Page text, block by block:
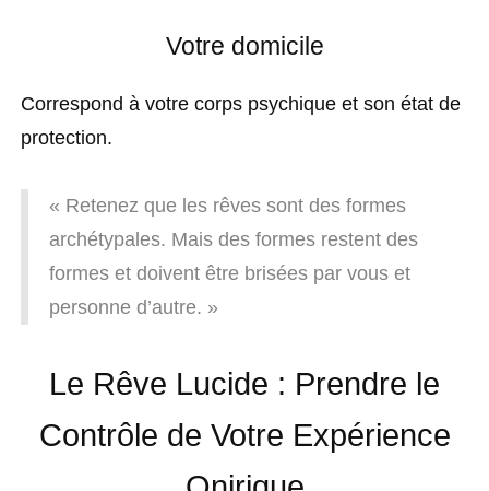
Votre domicile
Correspond à votre corps psychique et son état de
protection.
« Retenez que les rêves sont des formes
archétypales. Mais des formes restent des
formes et doivent être brisées par vous et
personne d’autre. »
Le Rêve Lucide : Prendre le
Contrôle de Votre Expérience